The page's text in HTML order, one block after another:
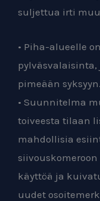
suljettua irti
• Piha-alueelle
pimeään syksyyn.
• Suunnitelma
toiveesta tilaan
mahdollisia
käyttöä ja
uudet